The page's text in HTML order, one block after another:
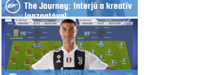
The Journey: Interjú a kreatív
igazgatóval